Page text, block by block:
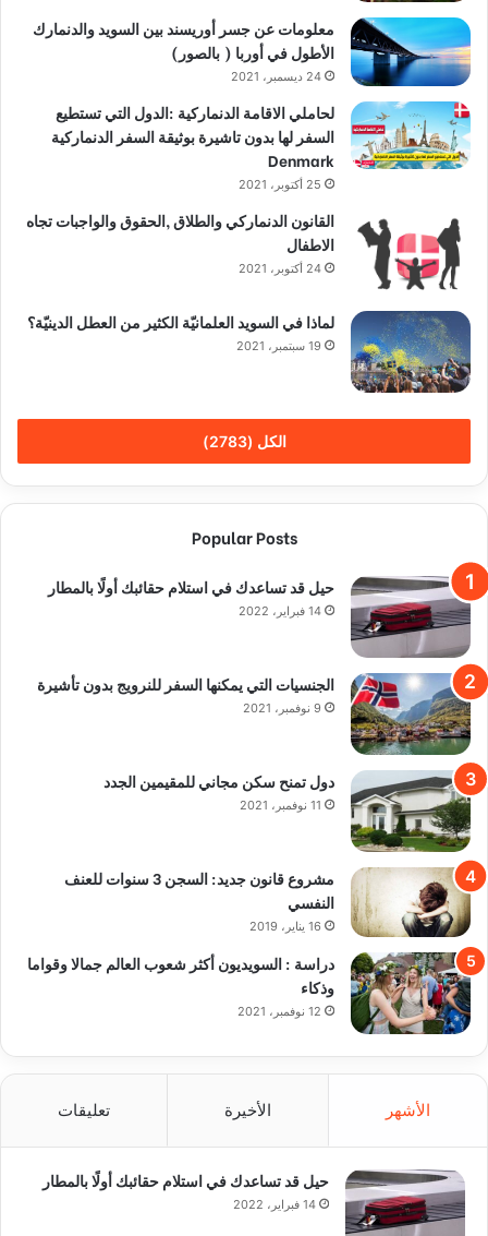
معلومات عن جسر أوريسند بين السويد والدنمارك
الأطول في أوربا ( بالصور)
24 ديسمبر، 2021
لحاملي الاقامة الدنماركية :الدول التي تستطيع
السفر لها بدون تاشيرة بوثيقة السفر الدنماركية
Denmark
25 أكتوبر، 2021
القانون الدنماركي والطلاق ,الحقوق والواجبات تجاه
الاطفال
24 أكتوبر، 2021
لماذا في السويد العلمانيّة الكثير من العطل الدينيّة؟
19 سبتمبر، 2021
الكل (2783)
Popular Posts
حيل قد تساعدك في استلام حقائبك أولًا بالمطار
14 فبراير، 2022
الجنسيات التي يمكنها السفر للنرويج بدون تأشيرة
9 نوفمبر، 2021
دول تمنح سكن مجاني للمقيمين الجدد
11 نوفمبر، 2021
مشروع قانون جديد: السجن 3 سنوات للعنف
النفسي
16 يناير، 2019
دراسة : السويديون أكثر شعوب العالم جمالا وقواما
وذكاء
12 نوفمبر، 2021
الأشهر الأخيرة تعليقات
حيل قد تساعدك في استلام حقائبك أولًا بالمطار
14 فبراير، 2022